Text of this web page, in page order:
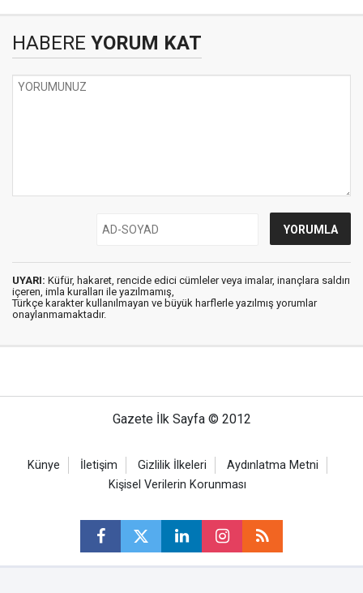
HABERE YORUM KAT
UYARI: Küfür, hakaret, rencide edici cümleler veya imalar, inançlara saldırı
içeren, imla kuralları ile yazılmamış,
Türkçe karakter kullanılmayan ve büyük harflerle yazılmış yorumlar
onaylanmamaktadır.
Gazete İlk Sayfa © 2012
Künye İletişim Gizlilik İlkeleri
Aydınlatma Metni
Kişisel Verilerin Korunması